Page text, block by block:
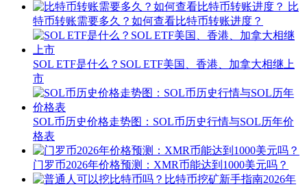
比
特币转账需要多久？如何查看比特币转账进度？
SOL ETF是什么？SOL ETF美国、香港、加拿大相继上
市
SOL币历史价格走势图：SOL币历史行情与SOL历年价
格表
门罗币2026年价格预测：XMR币能达到1000美元吗？